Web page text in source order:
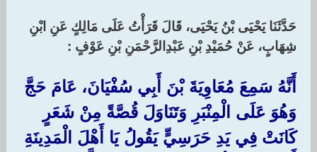
حَدَّثَنَا يَحْيَى بْنُ يَحْيَى، قَالَ قَرَأْتُ عَلَى مَالِكٍ عَنِ ابْنِ
شِهَابٍ، عَنْ حُمَيْدِ بْنِ عَبْدِالرَّحْمَنِ بْنِ عَوْفٍ :‏
أَنَّهُ سَمِعَ مُعَاوِيَةَ بْنَ أَبِي سُفْيَانَ، عَامَ حَجَّ
وَهُوَ عَلَى الْمِنْبَرِ وَتَنَاوَلَ قُصَّةً مِنْ شَعَرٍ
كَانَتْ فِي يَدِ حَرَسِيٍّ يَقُولُ يَا أَهْلَ الْمَدِينَةِ